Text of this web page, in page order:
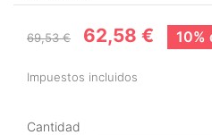
69,53 € 62,58 € 10%
Impuestos incluidos
Cantidad